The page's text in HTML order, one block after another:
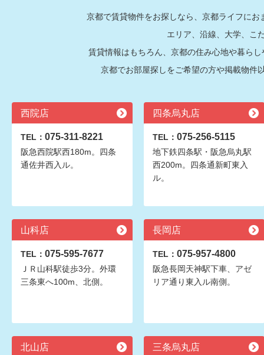
京都で賃貸物件をお探しなら、京都ライフに
エリア、沿線、大学、こ
賃貸情報はもちろん、京都の住み心地や暮ら
京都でお部屋探しをご希望の方や掲載物件
西院店
TEL： 075-311-8221
阪急西院駅西180m。四条
通佐井西入ル。
四条烏丸店
TEL： 075-256-5115
地下鉄四条駅・阪急烏丸駅
西200m。四条通新町東入
ル。
山科店
TEL： 075-595-7677
ＪＲ山科駅徒歩3分。外環
三条東へ100m、北側。
長岡店
TEL： 075-957-4800
阪急長岡天神駅下車、アゼ
リア通り東入ル南側。
北山店 三条烏丸店